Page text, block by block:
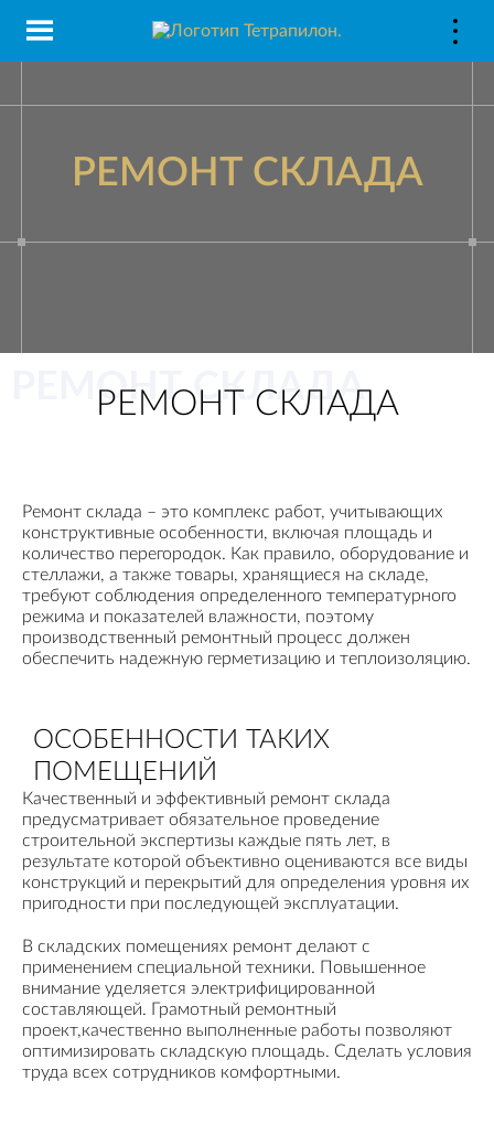
РЕМОНТ СКЛАДА
РЕМОНТ СКЛАДА
РЕМОНТ СКЛАДА
Ремонт склада – это комплекс работ, учитывающих
конструктивные особенности, включая площадь и
количество перегородок. Как правило, оборудование и
стеллажи, а также товары, хранящиеся на складе,
требуют соблюдения определенного температурного
режима и показателей влажности, поэтому
производственный ремонтный процесс должен
обеспечить надежную герметизацию и теплоизоляцию.
ОСОБЕННОСТИ ТАКИХ
ПОМЕЩЕНИЙ
Качественный и эффективный ремонт склада
предусматривает обязательное проведение
строительной экспертизы каждые пять лет, в
результате которой объективно оцениваются все виды
конструкций и перекрытий для определения уровня их
пригодности при последующей эксплуатации.
В складских помещениях ремонт делают с
применением специальной техники. Повышенное
внимание уделяется электрифицированной
составляющей. Грамотный ремонтный
проект,качественно выполненные работы позволяют
оптимизировать складскую площадь. Сделать условия
труда всех сотрудников комфортными.